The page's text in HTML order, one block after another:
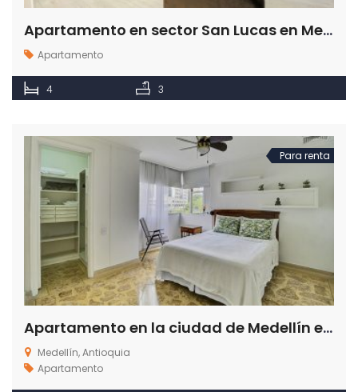
Apartamento en sector San Lucas en Medellín Antioquia
Apartamento
4 3
Para renta
Apartamento en la ciudad de Medellín en el Poblado El Patio
Medellín, Antioquia
Apartamento